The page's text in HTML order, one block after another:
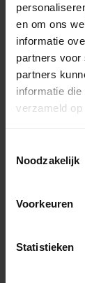
en om ons
informatie
partners voor
partners
informatie
verzameld
Noodzakelijk
Voorkeuren
Statistieken
_gcl_ls
_gid